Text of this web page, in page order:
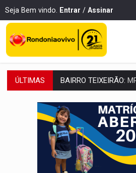
Seja Bem vindo. Entrar / Assinar
ÚLTIMAS SUCESSO NA
REESTRUTURAÇÃO:
SAÚDE INDÍGENA: Pirahã
ECONOMIA: Dia dos pais
DIA DOS PAIS: Bailarina